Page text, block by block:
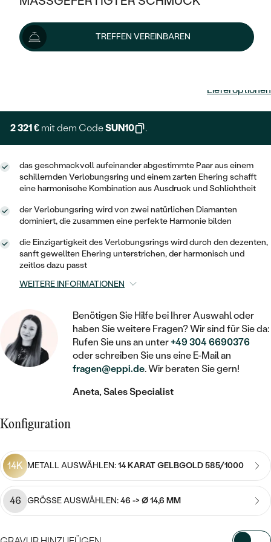
KLASSISCH
V-FORM
VINTAGE
AUSSERGEWÖHNLICHE
GEHÄMMERTE
VON HAND GRAVIERTE
NACH PREIS
GÜNSTIG
LUXURIÖSE
MIT MEHREREN DIAMANTEN
HALO
IM SET
AUSSERGEWÖHNLICH
WÄHLE EINEN RING
DIAMANTEN ZUM EINFASSEN
LAB GROWN DIAMANTEN ZUM
FARBIGE DIAMANTEN ZUM EINFASSEN
NACH EDELSTEIN
MIT DIAMANT
MIT LAB GROWN DIAMANT
MIT MOISSANIT
MIT FARBIGEN DIAMANTEN
MIT SCHWARZEN DIAMANTEN
AUSVERKAUF
WENN SCHMUCK HILFT
RINGE
ANHÄNGER / KETTEN
ARMBÄNDER
HERRENSCHMUCK
SCHMUCK FÜR KINDER
BROSCHEN
SCHMUCKZUBEHÖR
NACH MATERIAL
PLATIN
NACH STEIN
DIAMANTSCHMUCK
PLATIN
CREOLEN
MINIMALISTISCHE
OHRHÄNGER
SOLITÄR
HERZ
KINDER
PIERCINGS
NACH STEIN
MIT DIAMANT
PERLENOHRRINGE
NACH PREIS
PREISWERTE
GOLD
SILBER
SOLITÄR
ZUR GEBURT EINES KINDES
PERSONALISIERT
MINIMALISTISCH
MEDAILLON
KETTEN
HERZKETTEN
NACH EDELSTEIN
MIT EDELSTEIN
PERLENKETTEN
NACH PREIS
AUSVERKAUF
SILBER
PLATIN
NACH STYL
MEMOIRE
MINIMALISTISCHE
STATEMENT
PERSONALISIERT
NACH EDELSTEIN
MIT DIAMANT
MIT EDELSTEIN
PERLENRINGE
NACH PREIS
PREISWERTE
TREFFEN VEREINBAREN
Lieferoptionen
2 321 € mit dem CodeSUN10 .
das geschmackvoll aufeinander abgestimmte Paar aus einem
schillernden Verlobungsring und einem zarten Ehering schafft
eine harmonische Kombination aus Ausdruck und Schlichtheit
der Verlobungsring wird von zwei natürlichen Diamanten
dominiert, die zusammen eine perfekte Harmonie bilden
die Einzigartigkeit des Verlobungsrings wird durch den dezenten,
sanft gewellten Ehering unterstrichen, der harmonisch und
zeitlos dazu passt
WEITERE INFORMATIONEN
Benötigen Sie Hilfe bei Ihrer Auswahl oder
haben Sie weitere Fragen? Wir sind für Sie da:
Rufen Sie uns an unter+49 304 6690376
oder schreiben Sie uns eine E-Mail an
fragen@eppi.de. Wir beraten Sie gern!
Aneta, Sales Specialist
Konfiguration
14K METALL AUSWÄHLEN:14 KARAT GELBGOLD 585/1000
46 GRÖSSE AUSWÄHLEN:46 -> Ø 14,6 MM